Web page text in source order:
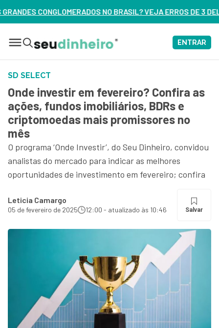
BRASIL? VEJA ERROS DE 3 DELES – ASSISTA AGORA
ENTRAR
SD SELECT
Onde investir em fevereiro? Confira as
ações, fundos imobiliários, BDRs e
criptomoedas mais promissores no
mês
O programa ‘Onde Investir’, do Seu Dinheiro, convidou
analistas do mercado para indicar as melhores
oportunidades de investimento em fevereiro; confira
Leticia Camargo
05 de fevereiro de 2025 12:00 - atualizado às 10:46 Salvar